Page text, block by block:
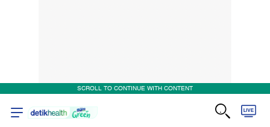
SCROLL TO CONTINUE WITH CONTENT